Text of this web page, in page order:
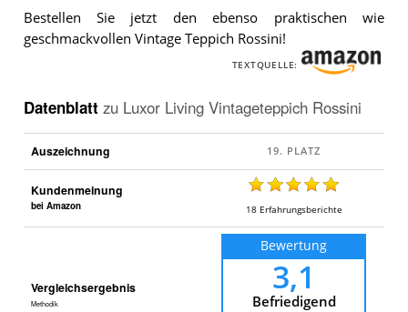
Bestellen Sie jetzt den ebenso praktischen wie
geschmackvollen Vintage Teppich Rossini!
TEXTQUELLE:
Datenblatt zu Luxor Living Vintageteppich Rossini
Auszeichnung
Kundenmeinung
bei Amazon 18 Erfahrungsberichte
Vergleichsergebnis
Methodik
Bewertung
3,1
Befriedigend